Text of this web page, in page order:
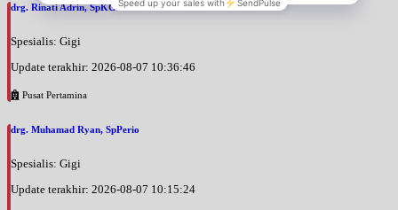
drg. Rinati Adrin, SpKGA
Spesialis: Gigi
Update terakhir: 2026-08-07 10:36:46
Pusat Pertamina
drg. Muhamad Ryan, SpPerio
Spesialis: Gigi
Update terakhir: 2026-08-07 10:15:24